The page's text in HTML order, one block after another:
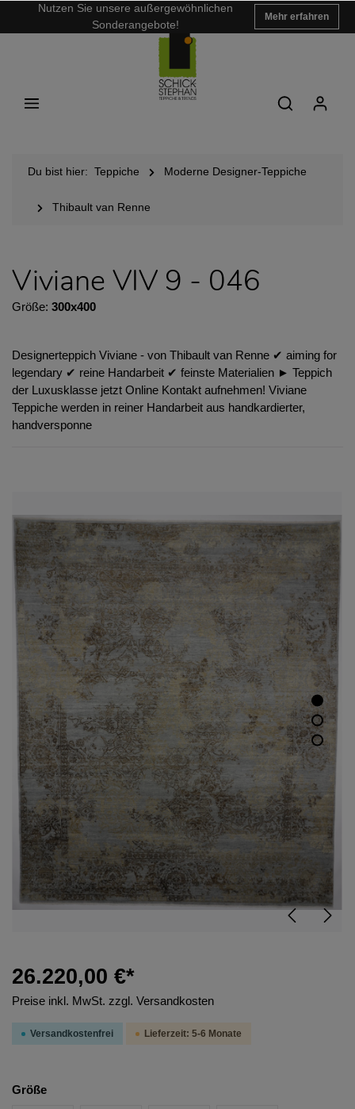
Nutzen Sie unsere außergewöhnlichen
Sonderangebote!
Mehr erfahren
Du bist hier: Teppiche Moderne Designer-Teppiche
Thibault van Renne
Viviane VIV 9 - 046
Größe: 300x400
Designerteppich Viviane - von Thibault van Renne ✔︎ aiming for
legendary ✔︎ reine Handarbeit ✔︎ feinste Materialien ► Teppich
der Luxusklasse jetzt Online Kontakt aufnehmen! Viviane
Teppiche werden in reiner Handarbeit aus handkardierter,
handversponne
26.220,00 €*
Preise inkl. MwSt. zzgl. Versandkosten
Versandkostenfrei Lieferzeit: 5-6 Monate
Größe